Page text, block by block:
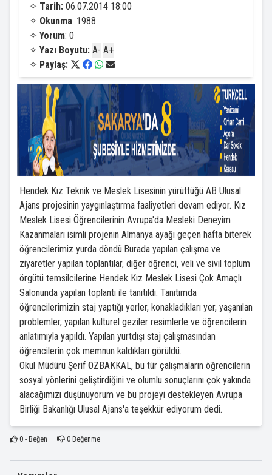
✧ Tarih: 06.07.2014 18:00
✧ Okunma: 1988
✧ Yorum: 0
✧ Yazı Boyutu: A- A+
✧ Paylaş:
Hendek Kız Teknik ve Meslek Lisesinin yürüttüğü AB Ulusal
Ajans projesinin yaygınlaştırma faaliyetleri devam ediyor. Kız
Meslek Lisesi Öğrencilerinin Avrupa'da Mesleki Deneyim
Kazanmaları isimli projenin Almanya ayağı geçen hafta biterek
öğrencilerimiz yurda döndü.Burada yapılan çalışma ve
ziyaretler yapılan toplantılar, diğer öğrenci, veli ve sivil toplum
örgütü temsilcilerine Hendek Kız Meslek Lisesi Çok Amaçlı
Salonunda yapılan toplantı ile tanıtıldı. Tanıtımda
öğrencilerimizin staj yaptığı yerler, konakladıkları yer, yaşanılan
problemler, yapılan kültürel geziler resimlerle ve öğrencilerin
anlatımıyla yapıldı. Yapılan yurtdışı staj çalışmasından
öğrencilerin çok memnun kaldıkları görüldü.
Okul Müdürü Şerif ÖZBAKKAL, bu tür çalışmaların öğrencilerin
sosyal yönlerini geliştirdiğini ve olumlu sonuçlarını çok yakında
alacağımızı düşünüyorum ve bu projeyi destekleyen Avrupa
Birliği Bakanlığı Ulusal Ajans'a teşekkür ediyorum dedi.
0- Beğen 0Beğenme